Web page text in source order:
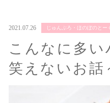
2021.07.26 じゅんぶろ・ほのぼのとーく
こんなに多い
笑えないお話